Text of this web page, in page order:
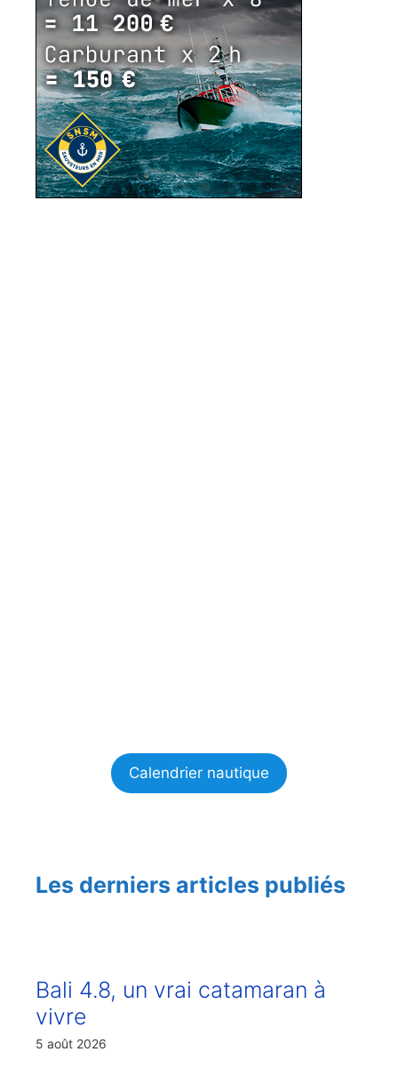
Calendrier nautique
Les derniers articles publiés
Bali 4.8, un vrai catamaran à
vivre
5 août 2026